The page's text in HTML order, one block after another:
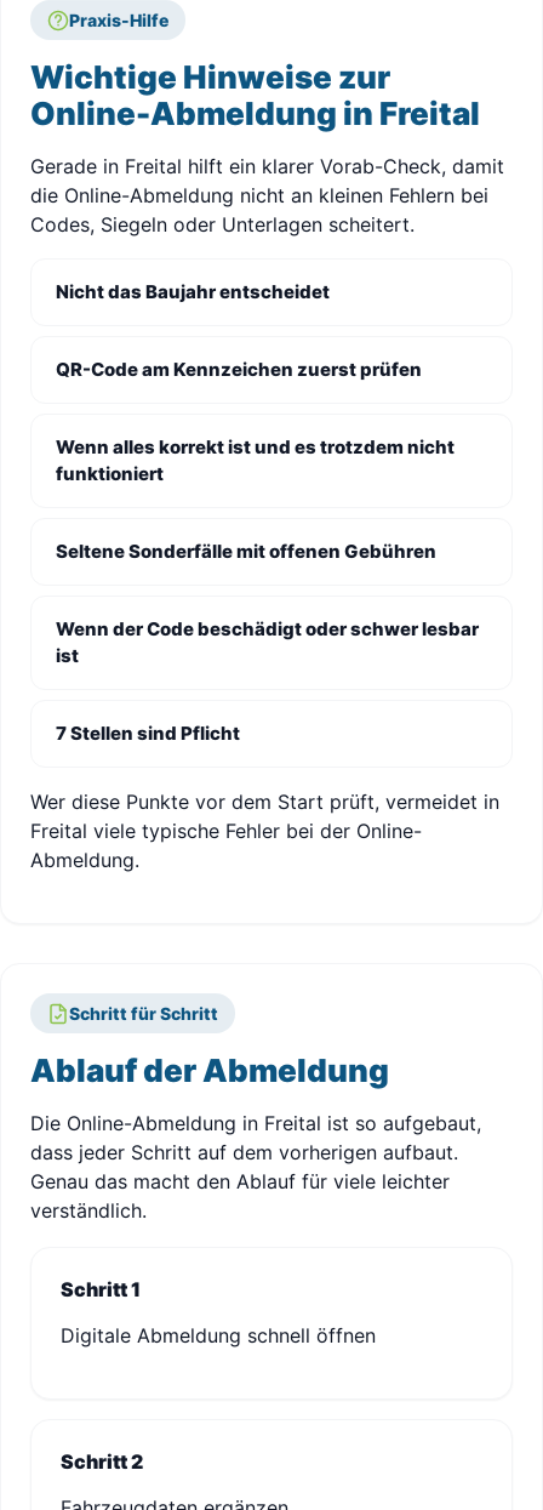
Praxis-Hilfe
Wichtige Hinweise zur
Online-Abmeldung in Freital
Gerade in Freital hilft ein klarer Vorab-Check, damit
die Online-Abmeldung nicht an kleinen Fehlern bei
Codes, Siegeln oder Unterlagen scheitert.
Nicht das Baujahr entscheidet
QR-Code am Kennzeichen zuerst prüfen
Wenn alles korrekt ist und es trotzdem nicht
funktioniert
Seltene Sonderfälle mit offenen Gebühren
Wenn der Code beschädigt oder schwer lesbar
ist
7 Stellen sind Pflicht
Wer diese Punkte vor dem Start prüft, vermeidet in
Freital viele typische Fehler bei der Online-
Abmeldung.
Schritt für Schritt
Ablauf der Abmeldung
Die Online-Abmeldung in Freital ist so aufgebaut,
dass jeder Schritt auf dem vorherigen aufbaut.
Genau das macht den Ablauf für viele leichter
verständlich.
Schritt 1
Digitale Abmeldung schnell öffnen
Schritt 2